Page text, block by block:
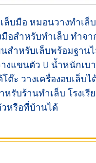
ล็บมือ หมอนวางทำเล็บ
มือสำหรับทำเล็บ ทำจา
สำหรับเล็บพร้อมฐาน
งแขนตัว U น้ำหนักเบ
ต๊ะ วางเครื่องอบเล็บ
หรับร้านทำเล็บ โรงเ
หรือที่บ้านได้